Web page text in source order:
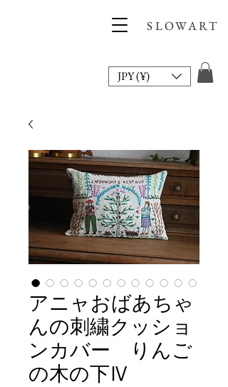
SLOWART
JPY (¥)
アニャおばあちゃ
んの刺繍クッショ
ンカバー りんご
の木の下Ⅳ